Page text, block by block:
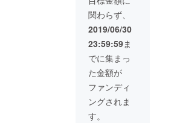
不安な
方は全
国の取
扱店ま
でお気
軽にお
越し下
さい サ
イズ S
サイ
ズ M
きま
す。
（発送
は一か
所にま
とめさ
せてい
ただき
ま
す。）
※2019
に私が
直接
お届け
に上
がって
優しい
言葉と
コー
ヒーを
ご馳走
致しま
関わらず、
2019/06/30
23:59:59ま
でに集まっ
た金額が
ファンディ
ングされま
す。